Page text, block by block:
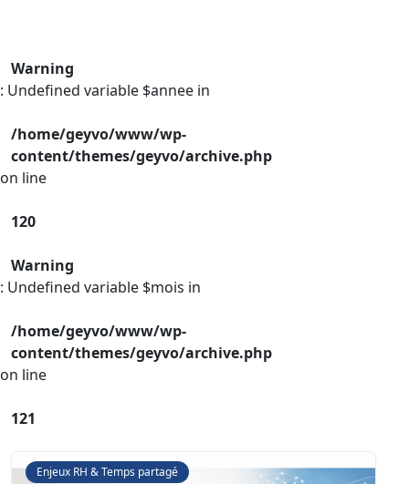
Warning
: Undefined variable $annee in
/home/geyvo/www/wp-
content/themes/geyvo/archive.php
on line
120
Warning
: Undefined variable $mois in
/home/geyvo/www/wp-
content/themes/geyvo/archive.php
on line
121
Enjeux RH & Temps partagé